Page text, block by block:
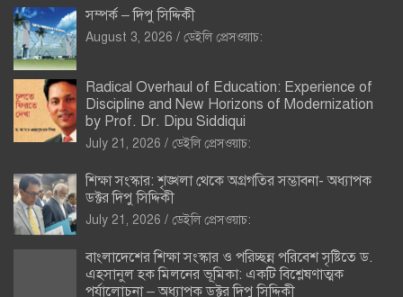
সম্পর্ক – দিপু সিদ্দিকী
August 3, 2026 ডেইলি প্রেসওয়াচ:
Radical Overhaul of Education: Experience of
Discipline and New Horizons of Modernization
by Prof. Dr. Dipu Siddiqui
July 21, 2026 ডেইলি প্রেসওয়াচ:
শিক্ষা সংস্কার: শৃঙ্খলা থেকে অগ্রগতির সম্ভাবনা- অধ্যাপক
ডক্টর দিপু সিদ্দিকী
July 21, 2026 ডেইলি প্রেসওয়াচ:
বাংলাদেশের শিক্ষা সংস্কার ও পরিচ্ছন্ন পরিবেশ সৃষ্টিতে ড.
এহসানুল হক মিলনের ভূমিকা: একটি বিশ্লেষণাত্মক
পর্যালোচনা – অধ্যাপক ডক্টর দিপু সিদ্দিকী